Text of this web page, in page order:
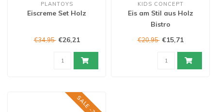
PLANTOYS
Eiscreme Set Holz
€34,95 €26,21
KIDS CONCEPT
Eis am Stil aus Holz
Bistro
€20,95 €15,71